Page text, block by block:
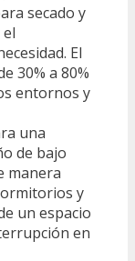
secado y
El
30% a 80%
entornos y
una
de bajo
manera
y
un espacio
en